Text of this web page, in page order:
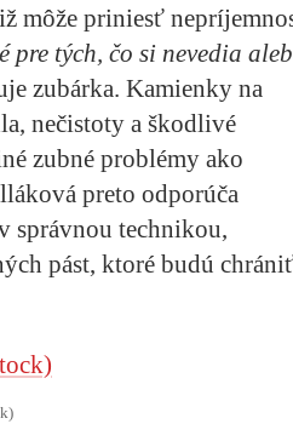
môže priniesť
pre tých, čo si nevedia
zubárka. Kamienky na
nečistoty a škodlivé
zubné problémy ako
preto odporúča
správnou technikou,
pást, ktoré budú